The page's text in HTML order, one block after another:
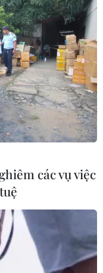
các vụ việc